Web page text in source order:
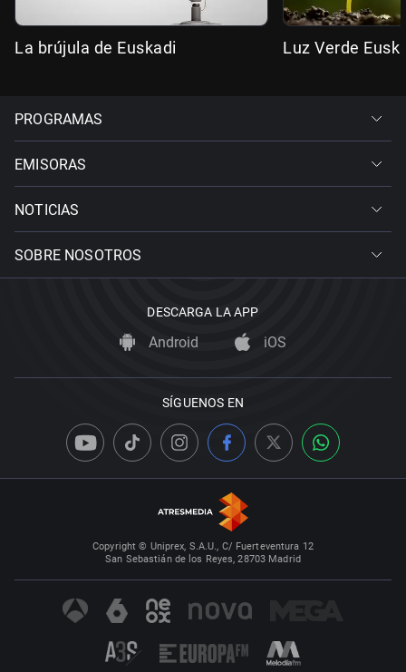
La brújula de Euskadi Luz Verde
PROGRAMAS
EMISORAS
NOTICIAS
SOBRE NOSOTROS
DESCARGA LA APP
Android iOS
SÍGUENOS EN
Copyright © Uniprex, S.A.U., C/ Fuerteventura 12
San Sebastián de los Reyes, 28703 Madrid